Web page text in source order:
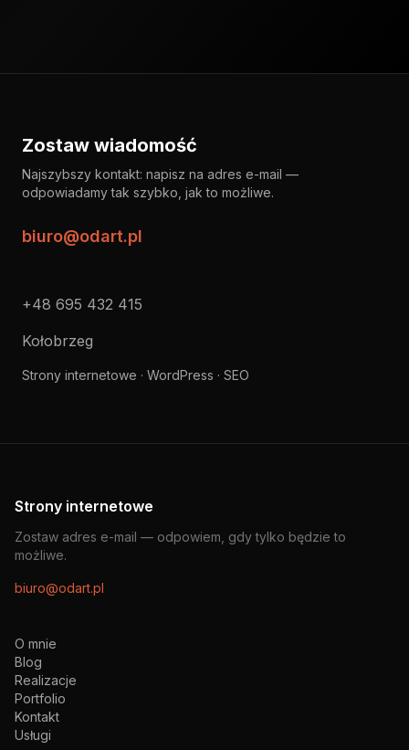
Zostaw wiadomość
Najszybszy kontakt: napisz na adres e-mail —
odpowiadamy tak szybko, jak to możliwe.
biuro@odart.pl
+48 695 432 415
Kołobrzeg
Strony internetowe · WordPress · SEO
Strony internetowe
Zostaw adres e-mail — odpowiem, gdy tylko będzie to
możliwe.
biuro@odart.pl
O mnie
Blog
Realizacje
Portfolio
Kontakt
Usługi